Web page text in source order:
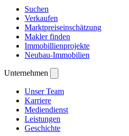
Suchen
Verkaufen
Marktpreiseinschätzung
Makler finden
Immobillienprojekte
Neubau-Immobilien
Unternehmen
Unser Team
Karriere
Mediendienst
Leistungen
Geschichte